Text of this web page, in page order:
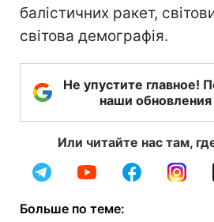
балістичних ракет,
світова демографія.
Не упустите главное!
наши обновления
Или читайте нас там,
Больше по теме: